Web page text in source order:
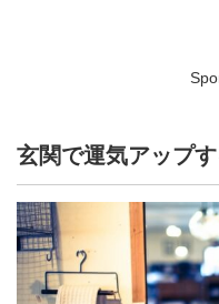
玄関で運気アップ